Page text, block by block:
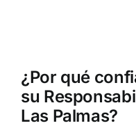
¿Por qué
su
Las Palmas?